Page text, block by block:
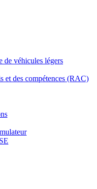
de véhicules légers
et des compétences (RAC)